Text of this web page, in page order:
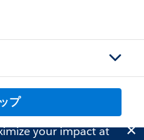
プ
your impact at